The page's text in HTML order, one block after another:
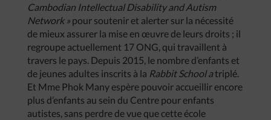
Cambodian Intellectual Disability and Autism
Network » pour soutenir et alerter sur la nécessité
de mieux assurer la mise en œuvre de leurs droits ; il
regroupe actuellement 17 ONG, qui travaillent à
travers le pays. Depuis 2015, le nombre d’enfants et
de jeunes adultes inscrits à la Rabbit School atriplé.
Et Mme Phok Many espère pouvoir accueillir encore
plus d’enfants au sein du Centre pour enfants
autistes, sans perdre de vue que cette école